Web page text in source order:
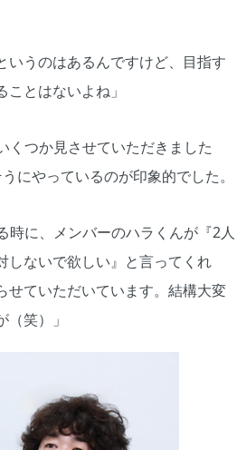
いうのはあるんですけど、目指す
とはないよね」
つか見させていただきました
にやっているのが印象的でした。
時に、メンバーのハラくんが『2人
しないで欲しい』と言ってくれ
せていただいています。結構大変
笑）」